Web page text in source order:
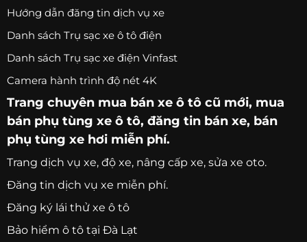
Hướng dẫn đăng tin dịch vụ xe
Danh sách Trụ sạc xe ô tô điện
Danh sách Trụ sạc xe điện Vinfast
Camera hành trình độ nét 4K
Trang chuyên mua bán xe ô tô cũ mới, mua
bán phụ tùng xe ô tô, đăng tin bán xe, bán
phụ tùng xe hơi miễn phí.
Trang dịch vụ xe, độ xe, nâng cấp xe, sửa xe oto.
Đăng tin dịch vụ xe miễn phí.
Đăng ký lái thử xe ô tô
Bảo hiểm ô tô tại Đà Lạt